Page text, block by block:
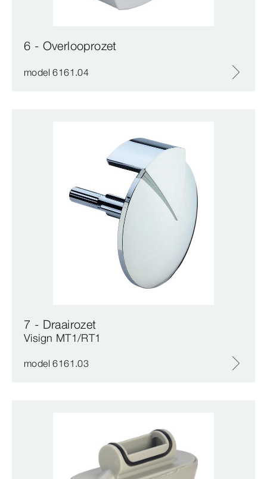
6 - Overlooprozet
model 6161.04
7 - Draairozet
Visign MT1/RT1
model 6161.03